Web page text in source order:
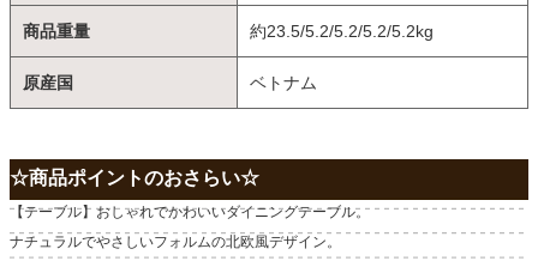
商品重量 約23.5/5.2/5.2/5.2/5.2kg
原産国 ベトナム
☆商品ポイントのおさらい☆
【テーブル】おしゃれでかわいいダイニングテーブル。
ナチュラルでやさしいフォルムの北欧風デザイン。